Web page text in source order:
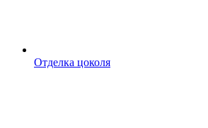
Отделка цоколя